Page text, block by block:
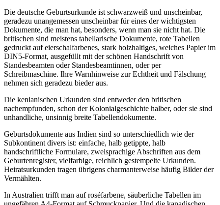
Die deutsche Geburtsurkunde ist schwarzweiß und unscheinbar,
geradezu unangemessen unscheinbar für eines der wichtigsten
Dokumente, die man hat, besonders, wenn man sie nicht hat. Die
britischen sind meistens tabellarische Dokumente, rote Tabellen
gedruckt auf eierschalfarbenes, stark holzhaltiges, weiches Papier im
DIN5-Format, ausgefüllt mit der schönen Handschrift von
Standesbeamten oder Standesbeamtinnen, oder per
Schreibmaschine. Ihre Warnhinweise zur Echtheit und Fälschung
nehmen sich geradezu bieder aus.
Die kenianischen Urkunden sind entweder den britischen
nachempfunden, schon der Kolonialgeschichte halber, oder sie sind
unhandliche, unsinnig breite Tabellendokumente.
Geburtsdokumente aus Indien sind so unterschiedlich wie der
Subkontinent divers ist: einfache, halb getippte, halb
handschriftliche Formulare, zweisprachige Abschriften aus dem
Geburtenregister, vielfarbige, reichlich gestempelte Urkunden.
Heiratsurkunden tragen übrigens charmanterweise häufig Bilder der
Vermählten.
In Australien trifft man auf roséfarbene, säuberliche Tabellen im